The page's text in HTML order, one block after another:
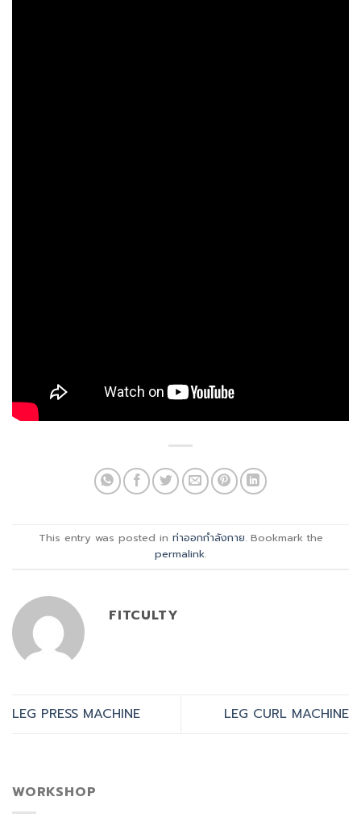
This entry was posted in ท่าออกกำลังกาย. Bookmark the
permalink.
FITCULTY
LEG PRESS MACHINE LEG CURL MACHINE
WORKSHOP